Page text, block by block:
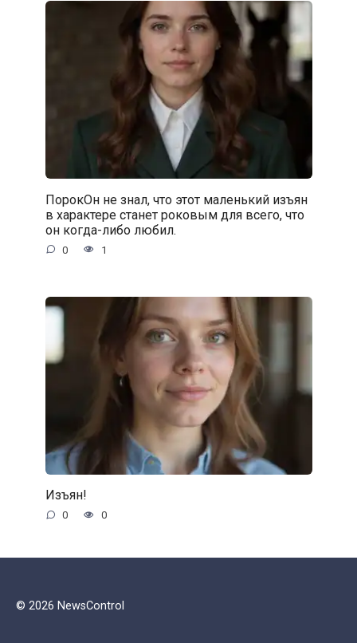
ПорокОн не знал, что этот маленький изъян
в характере станет роковым для всего, что
он когда-либо любил.
0 1
Изъян!
0 0
© 2026 NewsControl